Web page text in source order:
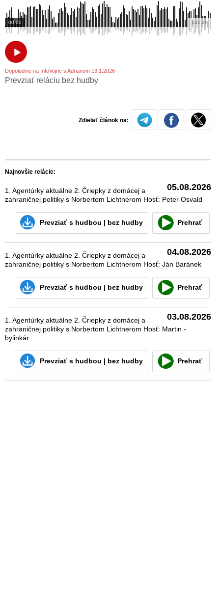
141:29
00:00
Dopoludnie na InfoVojne s Adrianom 13.1.2026
Prevziať reláciu bez hudby
Zdielať článok na:
Najnovšie relácie:
05.08.2026
1. Agentúrky aktuálne 2. Čriepky z domácej a
zahraničnej politiky s Norbertom Lichtnerom Hosť: Peter Osvald
Prevziať s hudbou | bez hudby Prehrať
04.08.2026
1. Agentúrky aktuálne 2. Čriepky z domácej a
zahraničnej politiky s Norbertom Lichtnerom Hosť: Ján Baránek
Prevziať s hudbou | bez hudby Prehrať
03.08.2026
1. Agentúrky aktuálne 2. Čriepky z domácej a
zahraničnej politiky s Norbertom Lichtnerom Hosť: Martin -
bylinkár
Prevziať s hudbou | bez hudby Prehrať